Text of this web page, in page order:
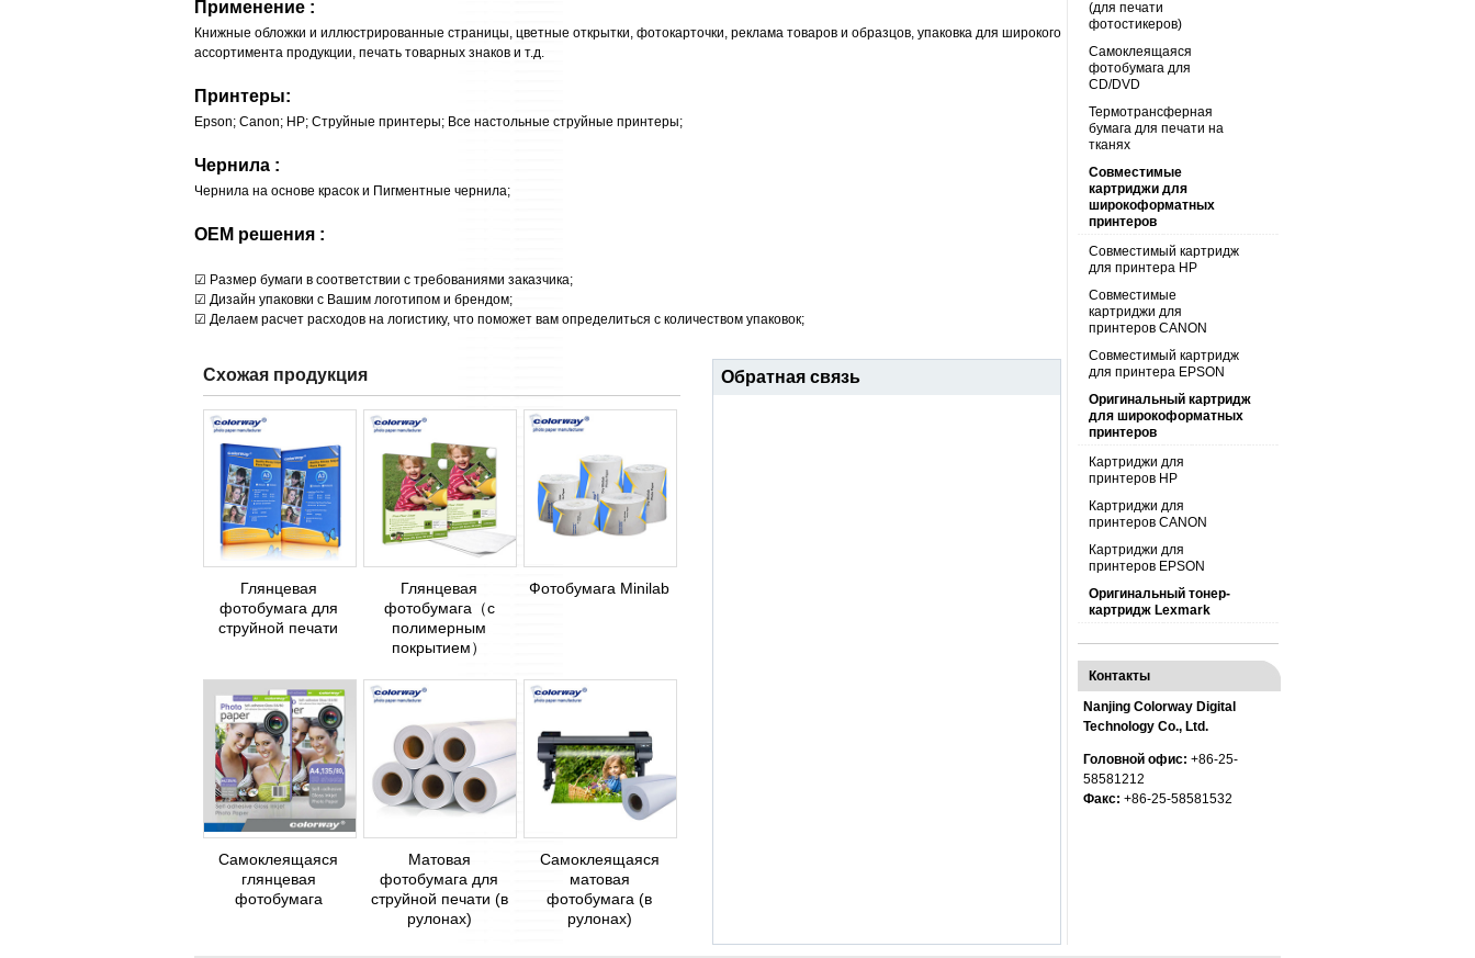
(для печати
фотостикеров)
Самоклеящаяся
фотобумага для
CD/DVD
Термотрансферная
бумага для печати на
тканях
Совместимые
картриджи для
широкоформатных
принтеров
Совместимый картридж
для принтера HP
Совместимые
картриджи для
принтеров CANON
Совместимый картридж
для принтера EPSON
Оригинальный картридж
для широкоформатных
принтеров
Картриджи для
принтеров HP
Картриджи для
принтеров CANON
Картриджи для
принтеров EPSON
Оригинальный тонер-
картридж Lexmark
Контакты
Nanjing Colorway Digital
Technology Co., Ltd.
Головной офис: +86-25-
58581212
Факс: +86-25-58581532
Применение :
Книжные обложки и иллюстрированные страницы, цветные открытки, фотокарточки, реклама товаров и образцов, упаковка для широкого
ассортимента продукции, печать товарных знаков и т.д.
Принтеры:
Epson; Canon; HP; Струйные принтеры; Все настольные струйные принтеры;
Чернила :
Чернила на основе красок и Пигментные чернила;
OEM решения :
☑ Размер бумаги в соответствии с требованиями заказчика;
☑ Дизайн упаковки с Вашим логотипом и брендом;
☑ Делаем расчет расходов на логистику, что поможет вам определиться с количеством упаковок;
Обратная связь
Схожая продукция
Глянцевая
фотобумага для
струйной печати
Глянцевая
фотобумага（с
полимерным
покрытием）
Фотобумага Minilab
Самоклеящаяся
глянцевая
фотобумага
Матовая
фотобумага для
струйной печати (в
рулонах)
Самоклеящаяся
матовая
фотобумага (в
рулонах)